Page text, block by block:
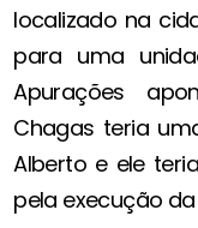
localizado na
para uma
Apurações
Chagas teria
Alberto e ele
pela execução